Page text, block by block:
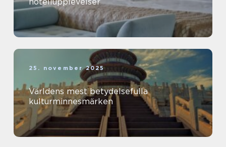
25. november 2025
Världens mest betydelsefulla
kulturminnesmärken